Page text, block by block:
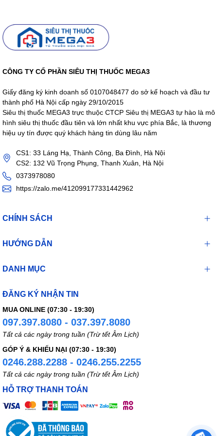
CÔNG TY CỔ PHẦN SIÊU THỊ THUỐC MEGA3
Giấy đăng ký kinh doanh số 0107048477 do sở kế hoạch và đầu tư
thành phố Hà Nội cấp ngày 29/10/2015
Siêu thị thuốc MEGA3 trực thuộc CTCP Siêu thị MEGA3 tự hào là mô
hình siêu thị thuốc đầu tiên và lớn nhất khu vực phía Bắc, là thương
hiệu uy tín được quý khách hàng tin dùng lâu năm
CS1: 33 Láng Hạ, Thành Công, Ba Đình, Hà Nội
CS2: 132 Vũ Trọng Phụng, Thanh Xuân, Hà Nội
0373978080
https://zalo.me/412099177331442962
CHÍNH SÁCH
HƯỚNG DẪN
DANH MỤC
ĐĂNG KÝ NHẬN TIN
MUA ONLINE (07:30 - 19:30)
097.397.8080 - 037.397.8080
Tất cả các ngày trong tuần (Trừ tết Âm Lịch)
GÓP Ý & KHIẾU NẠI (07:30 - 19:30)
0246.288.2288 - 0246.255.2255
Tất cả các ngày trong tuần (Trừ tết Âm Lịch)
HỖ TRỢ THANH TOÁN